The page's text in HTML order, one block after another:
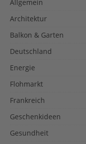
Allgemein
Architektur
Balkon & Garten
Deutschland
Energie
Flohmarkt
Frankreich
Geschenkideen
Gesundheit